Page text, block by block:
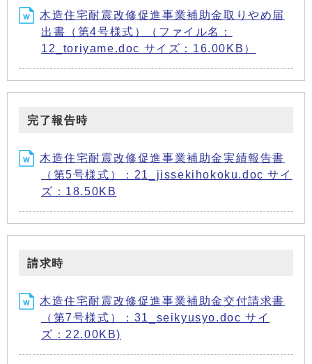
木造住宅耐震改修促進事業補助金取りやめ届
出書（第4号様式）（ファイル名：
12_toriyame.doc サイズ：16.00KB）
完了報告時
木造住宅耐震改修促進事業補助金実績報告書
（第5号様式）：21_jissekihokoku.doc サイ
ズ：18.50KB
請求時
木造住宅耐震改修促進事業補助金交付請求書
（第7号様式）：31_seikyusyo.doc サイ
ズ：22.00KB)